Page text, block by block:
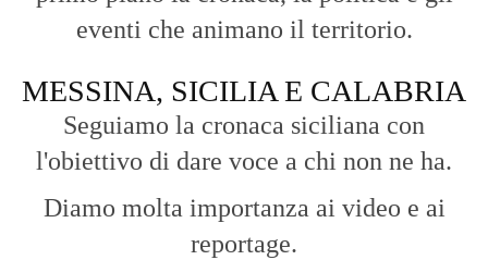
eventi che animano il territorio.
MESSINA, SICILIA E CALABRIA
Seguiamo la cronaca siciliana con
l'obiettivo di dare voce a chi non ne ha.
Diamo molta importanza ai video e ai
reportage.